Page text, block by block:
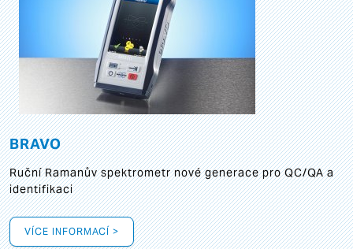
BRAVO
Ruční Ramanův spektrometr nové generace pro QC/QA a
identifikaci
VÍCE INFORMACÍ >